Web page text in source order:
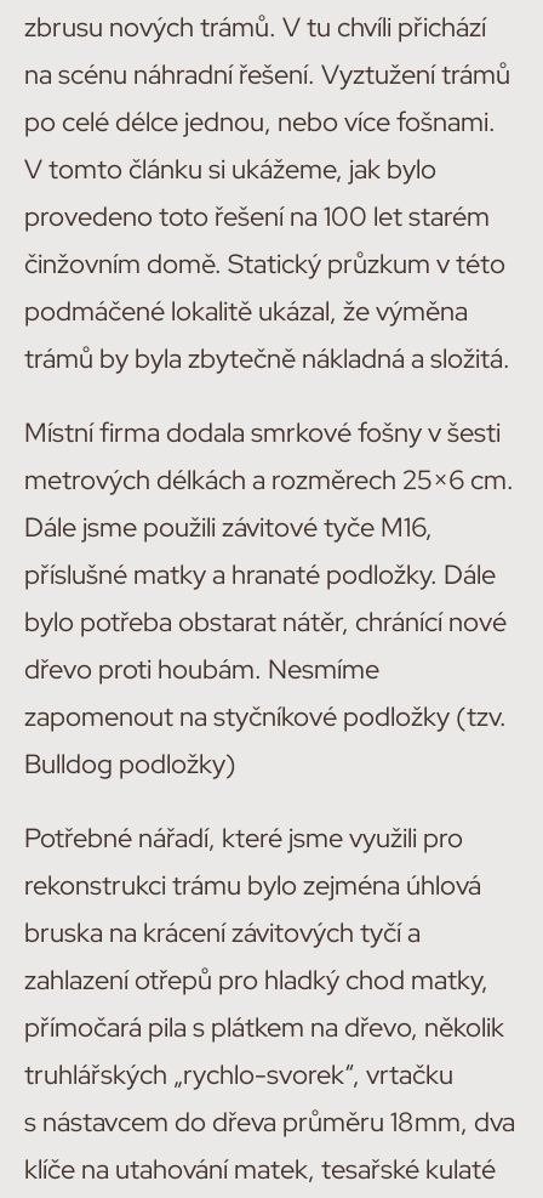
zbrusu nových trámů. V tu chvíli přichází
na scénu náhradní řešení. Vyztužení trámů
po celé délce jednou, nebo více fošnami.
V tomto článku si ukážeme, jak bylo
provedeno toto řešení na 100 let starém
činžovním domě. Statický průzkum v této
podmáčené lokalitě ukázal, že výměna
trámů by byla zbytečně nákladná a složitá.
Místní firma dodala smrkové fošny v šesti
metrových délkách a rozměrech 25×6 cm.
Dále jsme použili závitové tyče M16,
příslušné matky a hranaté podložky. Dále
bylo potřeba obstarat nátěr, chránící nové
dřevo proti houbám. Nesmíme
zapomenout na styčníkové podložky (tzv.
Bulldog podložky)
Potřebné nářadí, které jsme využili pro
rekonstrukci trámu bylo zejména úhlová
bruska na krácení závitových tyčí a
zahlazení otřepů pro hladký chod matky,
přímočará pila s plátkem na dřevo, několik
truhlářských „rychlo-svorek“, vrtačku
s nástavcem do dřeva průměru 18mm, dva
klíče na utahování matek, tesařské kulaté